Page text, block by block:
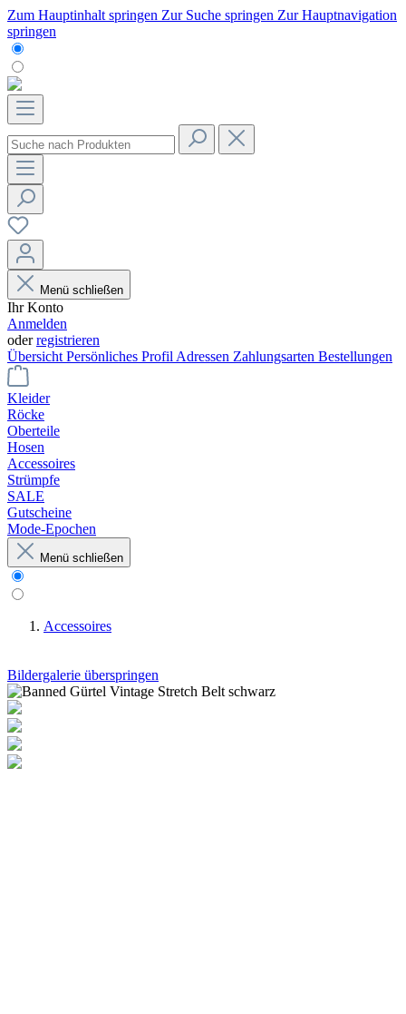
Zum Hauptinhalt springen Zur Suche springen Zur Hauptnavigation
springen
Menü schließen
Ihr Konto
Anmelden
oderregistrieren
Übersicht Persönliches Profil Adressen Zahlungsarten Bestellungen
Kleider
Röcke
Oberteile
Hosen
Accessoires
Strümpfe
SALE
Gutscheine
Mode-Epochen
Menü schließen
Accessoires
Bildergalerie überspringen